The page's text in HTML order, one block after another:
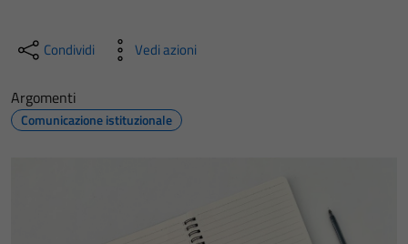
Condividi Vedi azioni
Argomenti
Comunicazione istituzionale